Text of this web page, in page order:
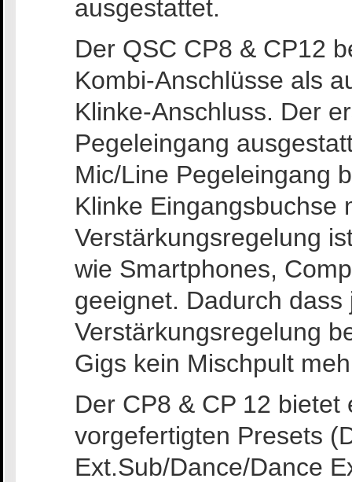
ausgestattet.
Der QSC CP8 & CP12
Kombi-Anschlüsse als
Klinke-Anschluss. Der
Pegeleingang
Mic/Line Pegeleingang
Klinke Eingangsbuchse
Verstärkungsregelung
wie Smartphones,
geeignet. Dadurch
Verstärkungsregelung
Gigs kein Mischpult
Der CP8 & CP 12
vorgefertigten Presets
Ext.Sub/Dance/Dance